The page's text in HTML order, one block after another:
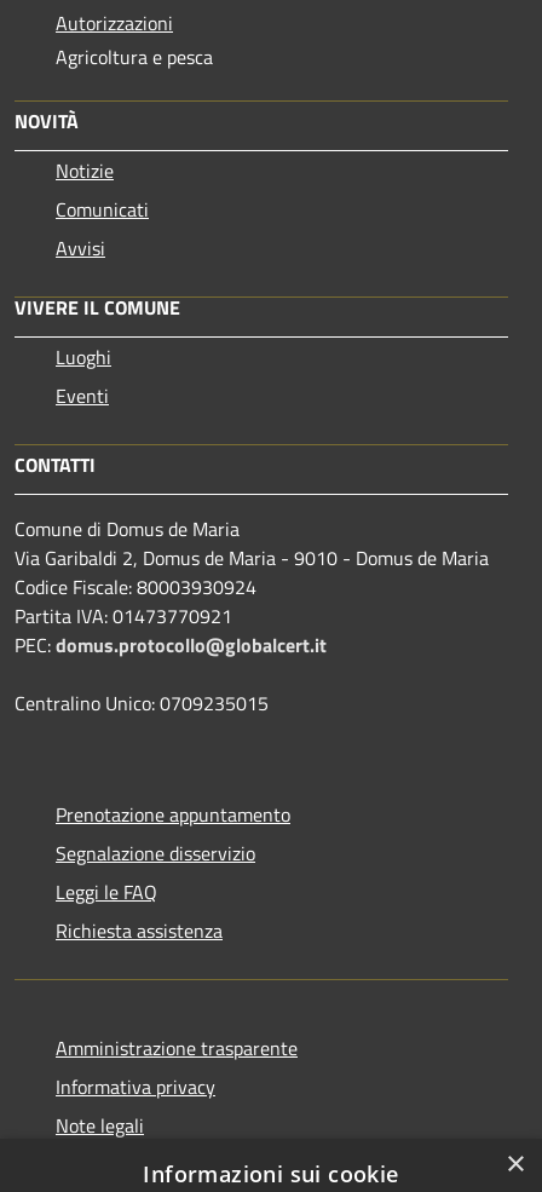
Autorizzazioni
Agricoltura e pesca
NOVITÀ
Notizie
Comunicati
Avvisi
VIVERE IL COMUNE
Luoghi
Eventi
CONTATTI
Comune di Domus de Maria
Via Garibaldi 2, Domus de Maria - 9010 - Domus de Maria
Codice Fiscale: 80003930924
Partita IVA: 01473770921
PEC:domus.protocollo@globalcert.it
Centralino Unico: 0709235015
Prenotazione appuntamento
Segnalazione disservizio
Leggi le FAQ
Richiesta assistenza
Amministrazione trasparente
Informativa privacy
Note legali
Dichiarazione di accessibilità
×
Informazioni sui cookie